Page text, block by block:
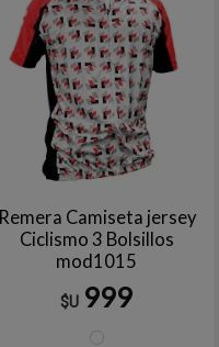
Remera Camiseta jersey
Ciclismo 3 Bolsillos
mod1015
$U 999